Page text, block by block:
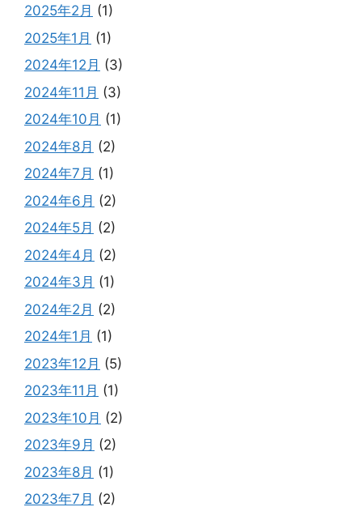
2025年2月 (1)
2025年1月 (1)
2024年12月 (3)
2024年11月 (3)
2024年10月 (1)
2024年8月 (2)
2024年7月 (1)
2024年6月 (2)
2024年5月 (2)
2024年4月 (2)
2024年3月 (1)
2024年2月 (2)
2024年1月 (1)
2023年12月 (5)
2023年11月 (1)
2023年10月 (2)
2023年9月 (2)
2023年8月 (1)
2023年7月 (2)